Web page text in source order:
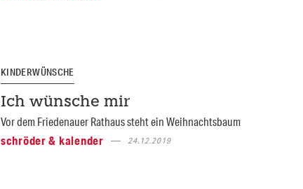
KINDERWÜNSCHE
Ich wünsche mir
Vor dem Friedenauer Rathaus steht ein Weihnachtsbaum
schröder & kalender
24.12.2019